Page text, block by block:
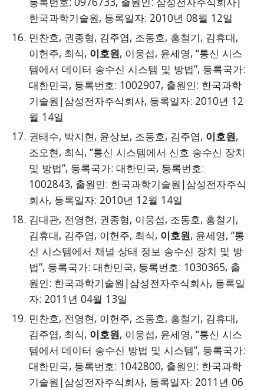
한국과학기술원, 등록일자: 2010년 08월 12일
민찬호, 권종형, 김주엽, 조동호, 홍철기, 김휴대,
이헌주, 최식, 이호원, 이웅섭, 윤세영, “통신 시스
템에서 데이터 송수신 시스템 및 방법”, 등록국가:
대한민국, 등록번호: 1002907, 출원인: 한국과학
기술원|삼성전자주식회사, 등록일자: 2010년 12
월 14일
권태수, 박지현, 윤상보, 조동호, 김주엽, 이호원,
조오현, 최식, “통신 시스템에서 신호 송수신 장치
및 방법”, 등록국가: 대한민국, 등록번호:
1002843, 출원인: 한국과학기술원|삼성전자주식
회사, 등록일자: 2010년 12월 14일
김대관, 전영현, 권종형, 이웅섭, 조동호, 홍철기,
김휴대, 김주엽, 이헌주, 최식, 이호원, 윤세영, “통
신 시스템에서 채널 상태 정보 송수신 장치 및 방
법”, 등록국가: 대한민국, 등록번호: 1030365, 출
원인: 한국과학기술원|삼성전자주식회사, 등록일
자: 2011년 04월 13일
민찬호, 전영현, 이헌주, 조동호, 홍철기, 김휴대,
김주엽, 최식, 이호원, 이웅섭, 윤세영, “통신 시스
템에서 데이터 송수신 방법 및 시스템”, 등록국가:
대한민국, 등록번호: 1042800, 출원인: 한국과학
기술원|삼성전자주식회사, 등록일자: 2011년 06